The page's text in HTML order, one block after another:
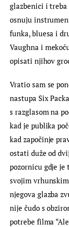
glazbenici i
osnuju
funka, bluesa i
Vaughna i
opisati njihov
Vratio sam se
nastupa Six
s razglasom na
kad je publika
kad započinje
ostati duže od
pozornicu gdje je
svojim
njegova glazba
nije čudo s
potrebe filma